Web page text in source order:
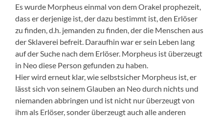
Es wurde Morpheus einmal von dem Orakel prophezeit,
dass er derjenige ist, der dazu bestimmt ist, den Erlöser
zu finden, d.h. jemanden zu finden, der die Menschen aus
der Sklaverei befreit. Daraufhin war er sein Leben lang
auf der Suche nach dem Erlöser. Morpheus ist überzeugt
in Neo diese Person gefunden zu haben.
Hier wird erneut klar, wie selbstsicher Morpheus ist, er
lässt sich von seinem Glauben an Neo durch nichts und
niemanden abbringen und ist nicht nur überzeugt von
ihm als Erlöser, sonder überzeugt auch alle anderen